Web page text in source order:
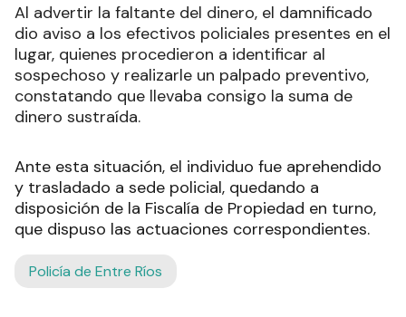
Al advertir la faltante del dinero, el damnificado
dio aviso a los efectivos policiales presentes en el
lugar, quienes procedieron a identificar al
sospechoso y realizarle un palpado preventivo,
constatando que llevaba consigo la suma de
dinero sustraída.
Ante esta situación, el individuo fue aprehendido
y trasladado a sede policial, quedando a
disposición de la Fiscalía de Propiedad en turno,
que dispuso las actuaciones correspondientes.
Policía de Entre Ríos